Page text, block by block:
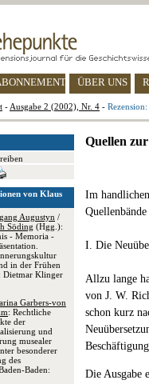
ÜBER UNS
- Ausgabe 2 (2002), Nr. 4 -
von Klaus
Augustyn /
Söding (Hgg.):
- Memoria -
in der Frühen
Dietmar Klinger
Garbers-von
: Rechtliche
der
und
musealer
besonderer
des
Baden:
Quellen
Im
I. Die
Allzu lange
von J. W.
schon kurz
Die Ausgabe